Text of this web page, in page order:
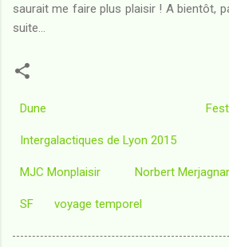
saurait me faire plus plaisir ! A bientôt,
suite...
Dune
Intergalactiques de Lyon 2015
MJC Monplaisir Norbert
SF voyage temporel